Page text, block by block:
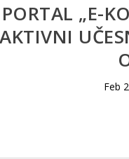
„E-
Feb